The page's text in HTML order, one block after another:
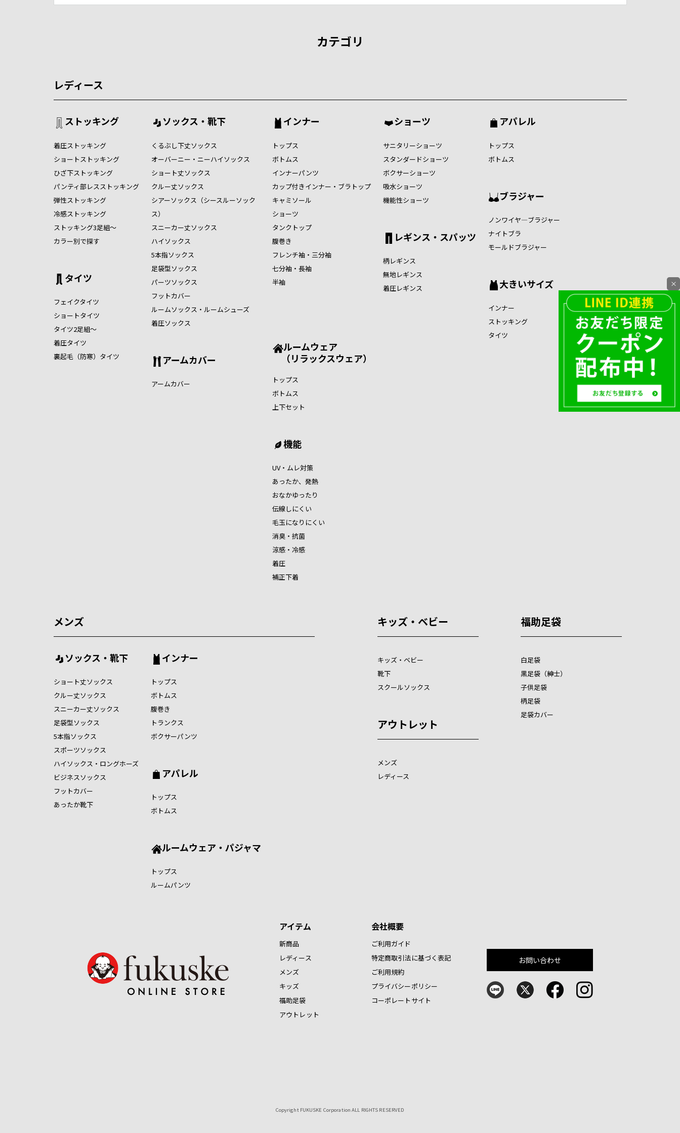
カテゴリ
レディース
ストッキング
着圧ストッキング
ショートストッキング
ひざ下ストッキング
パンティ部レスストッキング
弾性ストッキング
冷感ストッキング
ストッキング3足組～
カラー別で探す
タイツ
フェイクタイツ
ショートタイツ
タイツ2足組～
着圧タイツ
裏起毛（防寒）タイツ
ソックス・靴下
くるぶし下丈ソックス
オーバーニー・ニーハイソックス
ショート丈ソックス
クルー丈ソックス
シアーソックス（シースルーソック
ス）
スニーカー丈ソックス
ハイソックス
5本指ソックス
足袋型ソックス
パーツソックス
フットカバー
ルームソックス・ルームシューズ
着圧ソックス
アームカバー
アームカバー
インナー
トップス
ボトムス
インナーパンツ
カップ付きインナー・ブラトップ
キャミソール
ショーツ
タンクトップ
腹巻き
フレンチ袖・三分袖
七分袖・長袖
半袖
ショーツ
サニタリーショーツ
スタンダードショーツ
ボクサーショーツ
吸水ショーツ
機能性ショーツ
レギンス・スパッツ
柄レギンス
無地レギンス
着圧レギンス
アパレル
トップス
ボトムス
ブラジャー
ノンワイヤ―ブラジャー
ナイトブラ
モールドブラジャー
大きいサイズ
インナー
ストッキング
タイツ
ルームウェア
（リラックスウェア）
トップス
ボトムス
上下セット
機能
UV・ムレ対策
あったか、発熱
おなかゆったり
伝線しにくい
毛玉になりにくい
消臭・抗菌
涼感・冷感
着圧
補正下着
メンズ
ソックス・靴下
ショート丈ソックス
クルー丈ソックス
スニーカー丈ソックス
足袋型ソックス
5本指ソックス
スポーツソックス
ハイソックス・ロングホーズ
ビジネスソックス
フットカバー
あったか靴下
インナー
トップス
ボトムス
腹巻き
トランクス
ボクサーパンツ
アパレル
トップス
ボトムス
ルームウェア・パジャマ
トップス
ルームパンツ
キッズ・ベビー
キッズ・ベビー
靴下
スクールソックス
アウトレット
メンズ
レディース
福助足袋
白足袋
黒足袋（紳士）
子供足袋
柄足袋
足袋カバー
アイテム
新商品
レディース
メンズ
キッズ
福助足袋
アウトレット
会社概要
ご利用ガイド
特定商取引法に基づく表記
ご利用規約
プライバシーポリシー
コーポレートサイト
お問い合わせ
Copyright FUKUSKE Corporation ALL RIGHTS RESERVED
×